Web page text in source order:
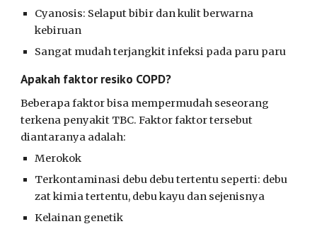
Cyanosis: Selaput bibir dan kulit berwarna
kebiruan
Sangat mudah terjangkit infeksi pada paru paru
Apakah faktor resiko COPD?
Beberapa faktor bisa mempermudah seseorang
terkena penyakit TBC. Faktor faktor tersebut
diantaranya adalah:
Merokok
Terkontaminasi debu debu tertentu seperti: debu
zat kimia tertentu, debu kayu dan sejenisnya
Kelainan genetik